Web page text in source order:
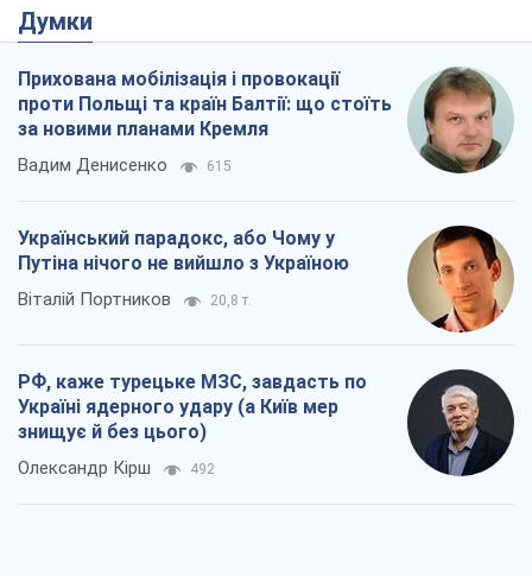
Думки
Прихована мобілізація і провокації
проти Польщі та країн Балтії: що стоїть
за новими планами Кремля
Вадим Денисенко 615
Український парадокс, або Чому у
Путіна нічого не вийшло з Україною
Віталій Портников 20,8 т.
РФ, каже турецьке МЗС, завдасть по
Україні ядерного удару (а Київ мер
знищує й без цього)
Олександр Кірш 492